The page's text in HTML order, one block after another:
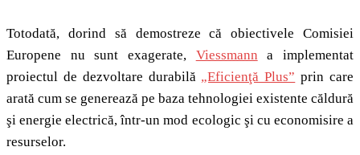
Totodată, dorind să demostreze că obiectivele Comisiei
Europene nu sunt exagerate, Viessmann a implementat
proiectul de dezvoltare durabilă „Eficienţă Plus” prin care
arată cum se generează pe baza tehnologiei existente căldură
şi energie electrică, într-un mod ecologic şi cu economisire a
resurselor.